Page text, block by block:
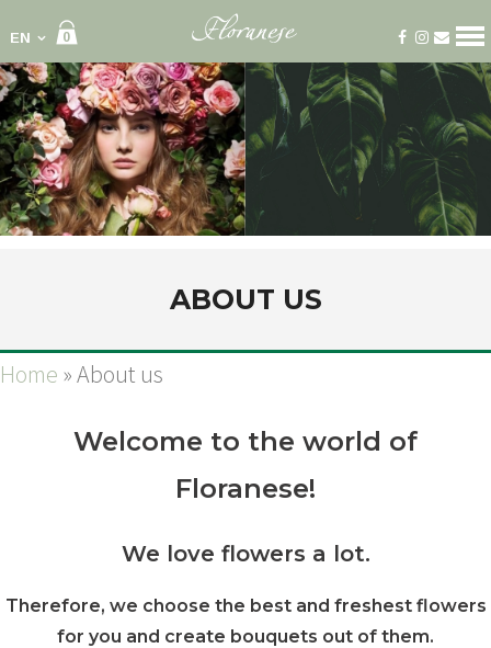
EN 0
Categories
sets
balloons
bouqets
bridal bouquet
chocolate and wine
funeral wreaths
Home
My Account
ABOUT US
Home »About us
Welcome to the world of
Floranese!
We love flowers a lot.
Therefore, we choose the best and freshest flowers
for you and create bouquets out of them.